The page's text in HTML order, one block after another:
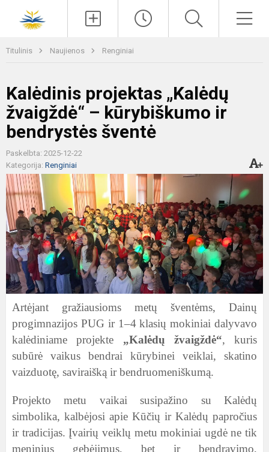
Titulinis Naujienos Renginiai
Kalėdinis projektas „Kalėdų
žvaigždė“ – kūrybiškumo ir
bendrystės šventė
Paskelbta: 2025-12-22
Kategorija: Renginiai
Artėjant gražiausioms metų šventėms, Dainų
progimnazijos PUG ir 1–4 klasių mokiniai dalyvavo
kalėdiniame projekte „Kalėdų žvaigždė“, kuris
subūrė vaikus bendrai kūrybinei veiklai, skatino
vaizduotę, saviraišką ir bendruomeniškumą.
Projekto metu vaikai susipažino su Kalėdų
simbolika, kalbėjosi apie Kūčių ir Kalėdų papročius
ir tradicijas. Įvairių veiklų metu mokiniai ugdė ne tik
meninius gebėjimus, bet ir bendravimo,